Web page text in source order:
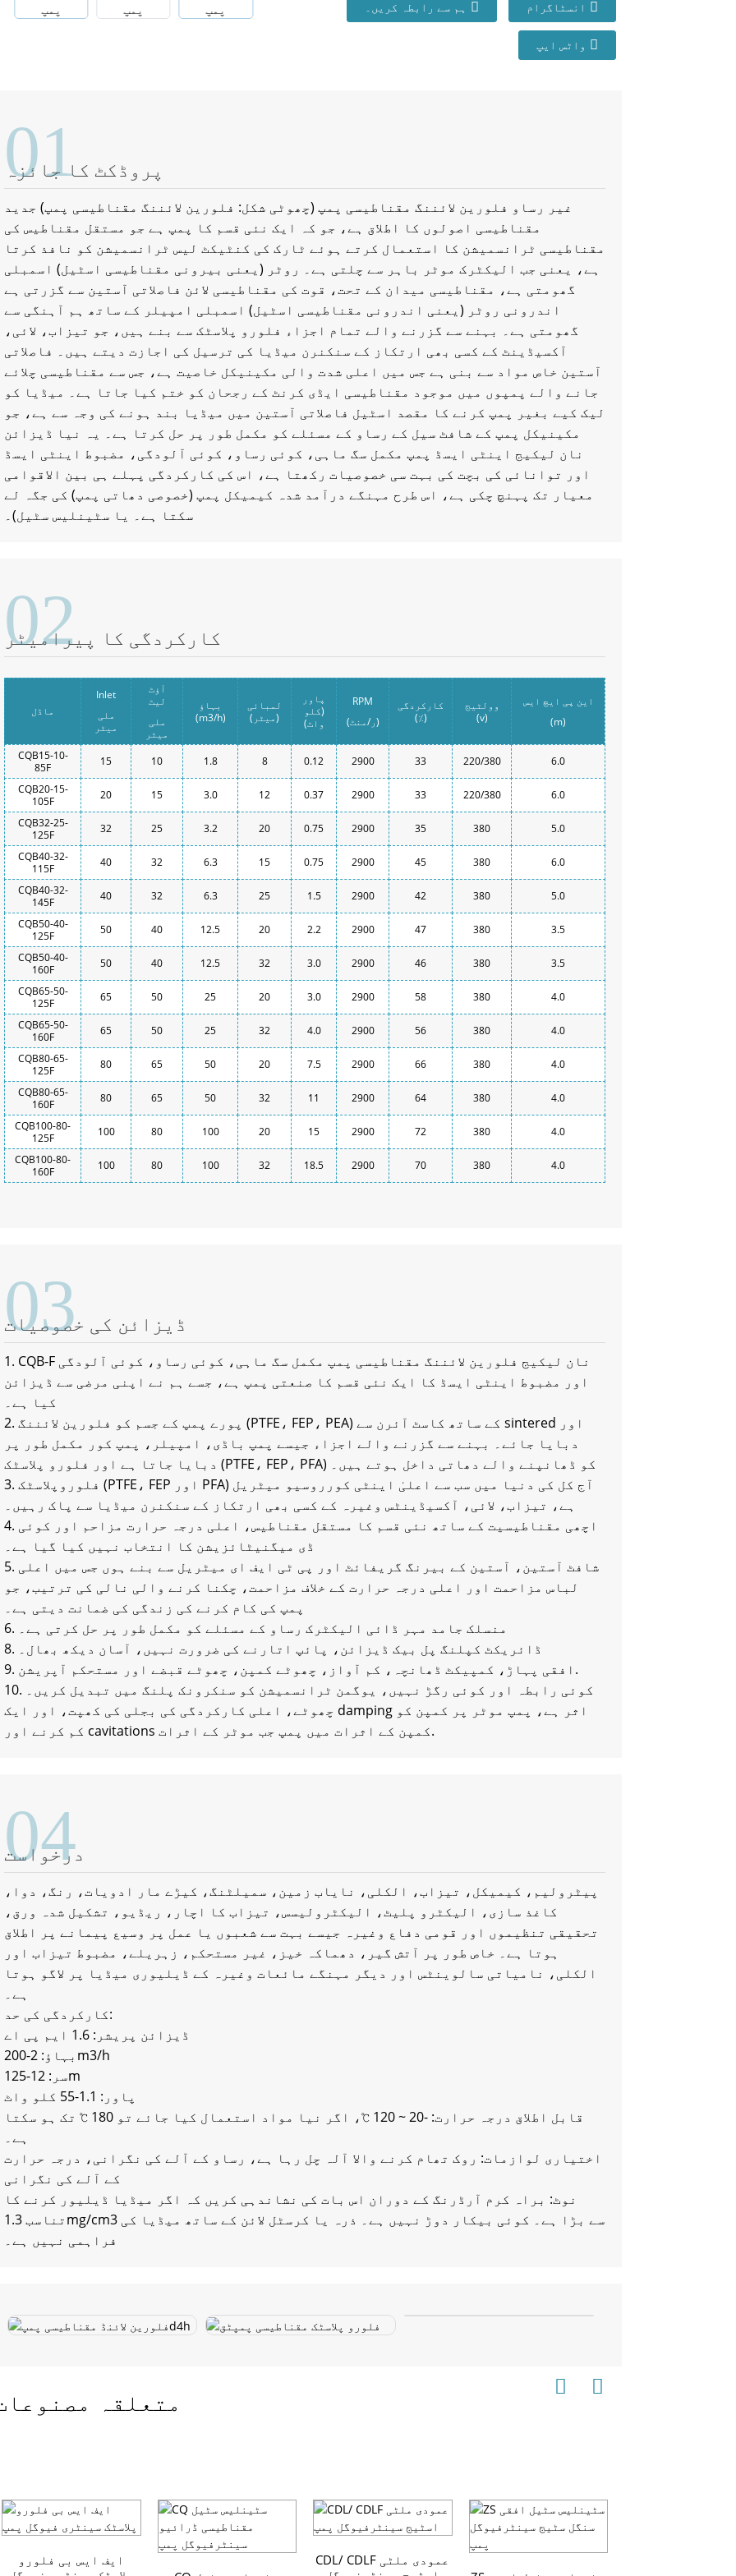
ہم سے رابطہ کریں۔ انسٹاگرام
واٹس ایپ
01
پروڈکٹ کا جائزہ
غیر رساو فلورین لائننگ مقناطیسی پمپ (چھوٹی شکل: فلورین لائننگ مقناطیسی پمپ) جدید
مقناطیسی اصولوں کا اطلاق ہے، جو کہ ایک نئی قسم کا پمپ ہے جو مستقل مقناطیس کی
مقناطیسی ٹرانسمیشن کا استعمال کرتے ہوئے ٹارک کی کنٹیکٹ لیس ٹرانسمیشن کو نافذ کرتا
ہے، یعنی جب الیکٹرک موٹر باہر سے چلتی ہے۔ روٹر (یعنی بیرونی مقناطیسی اسٹیل) اسمبلی
گھومتی ہے، مقناطیسی میدان کے تحت، قوت کی مقناطیسی لائن فاصلاتی آستین سے گزرتی ہے
اندرونی روٹر (یعنی اندرونی مقناطیسی اسٹیل) اسمبلی امپیلر کے ساتھ ہم آہنگی سے
گھومتی ہے۔ بہنے سے گزرنے والے تمام اجزاء فلورو پلاسٹک سے بنے ہیں، جو تیزاب، لائی،
آکسیڈینٹ کے کسی بھی ارتکاز کے سنکنرن میڈیا کی ترسیل کی اجازت دیتے ہیں۔ فاصلاتی
آستین خاص مواد سے بنی ہے جس میں اعلی شدت والی مکینیکل خاصیت ہے، جس سے مقناطیسی چلائے
جانے والے پمپوں میں موجود مقناطیسی ایڈی کرنٹ کے رجحان کو ختم کیا جاتا ہے۔ میڈیا کو
لیک کیے بغیر پمپ کرنے کا مقصد اسٹیل فاصلاتی آستین میں میڈیا بند ہونے کی وجہ سے ہے، جو
مکینیکل پمپ کے شافٹ سیل کے رساو کے مسئلے کو مکمل طور پر حل کرتا ہے۔ یہ نیا ڈیزائن
نان لیکیج اینٹی ایسڈ پمپ مکمل سگ ماہی، کوئی رساو، کوئی آلودگی، مضبوط اینٹی ایسڈ
اور توانائی کی بچت کی بہت سی خصوصیات رکھتا ہے، اس کی کارکردگی پہلے ہی بین الاقوامی
معیار تک پہنچ چکی ہے، اس طرح مہنگے درآمد شدہ کیمیکل پمپ (خصوصی دھاتی پمپ) کی جگہ لے
سکتا ہے۔ یا سٹینلیس سٹیل)۔
02
کارکردگی کا پیرامیٹر
ماڈل
Inlet
ملی
میٹر
آؤٹ
لیٹ
ملی
میٹر
بہاؤ
(m3/h)
لمبائی
(میٹر)
پاور
(کلو
واٹ)
RPM
(ر/منٹ)
کارکردگی
(٪)
وولٹیج
(v)
این پی ایچ ایس
(m)
CQB15-10-
85F
15 10 1.8 8 0.12 2900 33 220/380
6.0
CQB20-15-
105F
20 15 3.0 12 0.37 2900 33 220/380
6.0
CQB32-25-
125F
32 25 3.2 20 0.75 2900 35 380
5.0
CQB40-32-
115F
40 32 6.3 15 0.75 2900 45 380
6.0
CQB40-32-
145F
40 32 6.3 25 1.5 2900 42 380
5.0
CQB50-40-
125F
50 40 12.5 20 2.2 2900 47 380
3.5
CQB50-40-
160F
50 40 12.5 32 3.0 2900 46 380
3.5
CQB65-50-
125F
65 50 25 20 3.0 2900 58 380
4.0
CQB65-50-
160F
65 50 25 32 4.0 2900 56 380
4.0
CQB80-65-
125F
80 65 50 20 7.5 2900 66 380
4.0
CQB80-65-
160F
80 65 50 32 11 2900 64 380
4.0
CQB100-80-
125F
100 80 100 20 15 2900 72 380
4.0
CQB100-80-
160F
100 80 100 32 18.5 2900 70 380 4.0
03
ڈیزائن کی خصوصیات
1. CQB-F نان لیکیج فلورین لائننگ مقناطیسی پمپ مکمل سگ ماہی، کوئی رساو، کوئی آلودگی
اور مضبوط اینٹی ایسڈ کا ایک نئی قسم کا صنعتی پمپ ہے، جسے ہم نے اپنی مرضی سے ڈیزائن
کیا ہے۔
2. پورے پمپ کے جسم کو فلورین لائننگ (PTFE، FEP، PEA) کے ساتھ کاسٹ آئرن سے sintered اور
دبایا جائے۔ بہنے سے گزرنے والے اجزاء جیسے پمپ باڈی، امپیلر، پمپ کور مکمل طور پر
دبایا جاتا ہے اور فلورو پلاسٹک (PTFE، FEP، PFA) کو ڈھانپنے والے دھاتی داخل ہوتے ہیں۔
3. فلوروپلاسٹک (PTFE، FEP اور PFA) آج کل کی دنیا میں سب سے اعلیٰ اینٹی کورروسیو میٹریل
ہے، تیزاب، لائی، آکسیڈینٹس وغیرہ کے کسی بھی ارتکاز کے سنکنرن میڈیا سے پاک رہیں۔
4. اچھی مقناطیسیت کے ساتھ نئی قسم کا مستقل مقناطیس، اعلی درجہ حرارت مزاحم اور کوئی
ڈی میگنیٹائزیشن کا انتخاب نہیں کیا گیا ہے۔
5. شافٹ آستین، آستین کے بیرنگ گریفائٹ اور پی ٹی ایف ای میٹریل سے بنے ہوں جس میں اعلی
لباس مزاحمت اور اعلی درجہ حرارت کے خلاف مزاحمت، چکنا کرنے والی نالی کی ترتیب، جو
پمپ کی کام کرنے کی زندگی کی ضمانت دیتی ہے۔
6. منسلک جامد مہر ڈائی الیکٹرک رساو کے مسئلے کو مکمل طور پر حل کرتی ہے۔
8. ڈائریکٹ کپلنگ پل بیک ڈیزائن، پائپ اتارنے کی ضرورت نہیں، آسان دیکھ بھال۔
9. افقی پہاڑ، کمپیکٹ ڈھانچہ، کم آواز، چھوٹے کمپن، چھوٹے قبضے اور مستحکم آپریشن.
10. کوئی رابطہ اور کوئی رگڑ نہیں، یوگمن ٹرانسمیشن کو سنکرونک پلنگ میں تبدیل کریں۔
چھوٹے، اعلی کارکردگی کی بجلی کی کھپت، اور ایک damping اثر ہے، پمپ موٹر پر کمپن کو
کم کرنے اور cavitations کمپن کے اثرات میں پمپ جب موٹر کے اثرات.
04
درخواست
پیٹرولیم، کیمیکل، تیزاب، الکلی، نایاب زمین، سمیلٹنگ، کیڑے مار ادویات، رنگ، دوا،
کاغذ سازی، الیکٹرو پلیٹ، الیکٹرولیسس، تیزاب کا اچار، ریڈیو، تشکیل شدہ ورق،
تحقیقی تنظیموں اور قومی دفاع وغیرہ جیسے بہت سے شعبوں یا عمل پر وسیع پیمانے پر اطلاق
ہوتا ہے۔ خاص طور پر آتش گیر، دھماکہ خیز، غیر مستحکم، زہریلے، مضبوط تیزاب اور
الکلی، نامیاتی سالوینٹس اور دیگر مہنگے مائعات وغیرہ کے ڈیلیوری میڈیا پر لاگو ہوتا
ہے۔
کارکردگی کی حد:
ڈیزائن پریشر: 1.6 ایم پی اے
بہاؤ: 2-200m3/h
سر: 12-125m
پاور: 1.1-55 کلو واٹ
قابل اطلاق درجہ حرارت: -20 ~ 120 ℃، اگر نیا مواد استعمال کیا جائے تو 180 ℃ تک ہو سکتا
ہے۔
اختیاری لوازمات: روک تھام کرنے والا آلہ چل رہا ہے، رساو کے آلے کی نگرانی، درجہ حرارت
کے آلے کی نگرانی
نوٹ: براہ کرم آرڈرنگ کے دوران اس بات کی نشاندہی کریں کہ اگر میڈیا ڈیلیور کرنے کا
تناسب 1.3mg/cm3 سے بڑا ہے۔ کوئی بیکار دوڑ نہیں ہے۔ ذرہ یا کرسٹل لائن کے ساتھ میڈیا کی
فراہمی نہیں ہے۔
متعلقہ
ایف ایس بی فلورو
CDL/ CDLF عمودی ملٹی